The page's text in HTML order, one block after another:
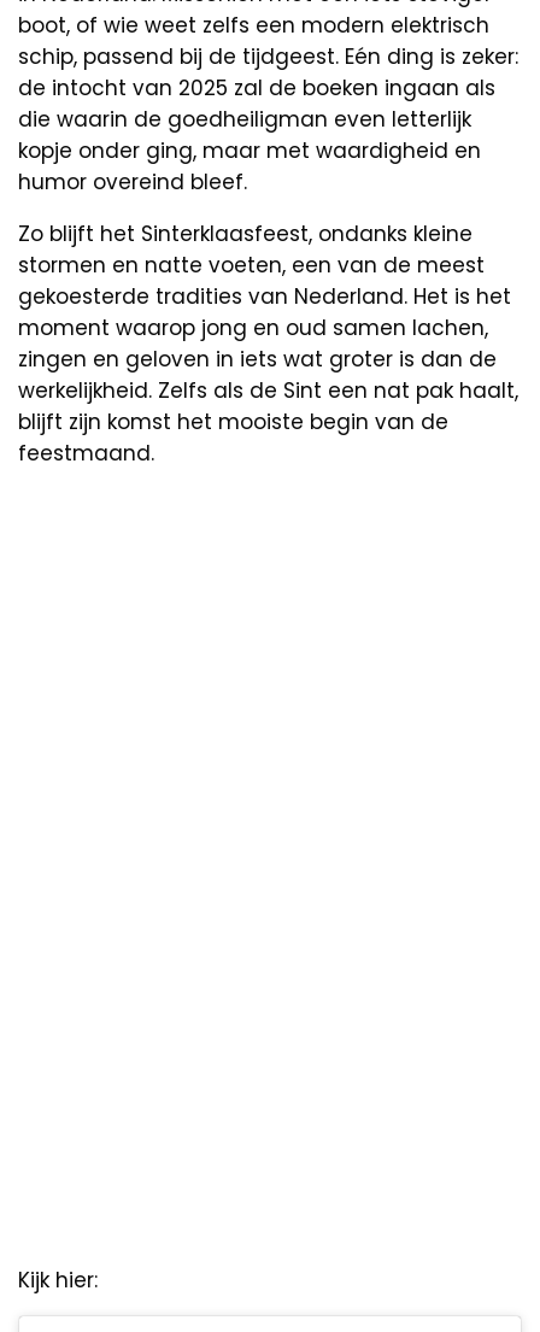
boot, of wie weet zelfs een modern elektrisch
schip, passend bij de tijdgeest. Eén ding is zeker:
de intocht van 2025 zal de boeken ingaan als
die waarin de goedheiligman even letterlijk
kopje onder ging, maar met waardigheid en
humor overeind bleef.
Zo blijft het Sinterklaasfeest, ondanks kleine
stormen en natte voeten, een van de meest
gekoesterde tradities van Nederland. Het is het
moment waarop jong en oud samen lachen,
zingen en geloven in iets wat groter is dan de
werkelijkheid. Zelfs als de Sint een nat pak haalt,
blijft zijn komst het mooiste begin van de
feestmaand.
Kijk hier: